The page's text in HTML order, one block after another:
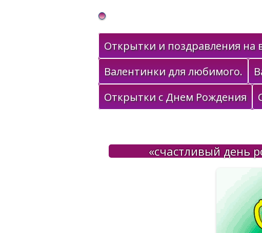
Gif Открытки в подарок
Открытки и поздравления на
Валентинки для любимого.
Открытки с Днем Рождения
«счастливый день